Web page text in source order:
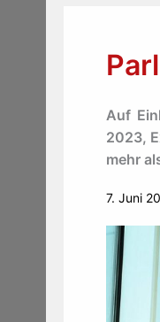
Auf
2023,
mehr
7. Juni